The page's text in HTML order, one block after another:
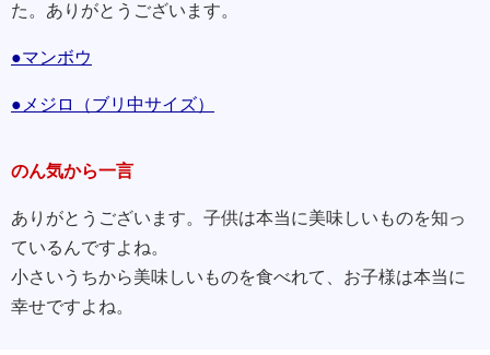
た。ありがとうございます。
●マンボウ
●メジロ（ブリ中サイズ）
のん気から一言
ありがとうございます。子供は本当に美味しいものを知っ
ているんですよね。
小さいうちから美味しいものを食べれて、お子様は本当に
幸せですよね。